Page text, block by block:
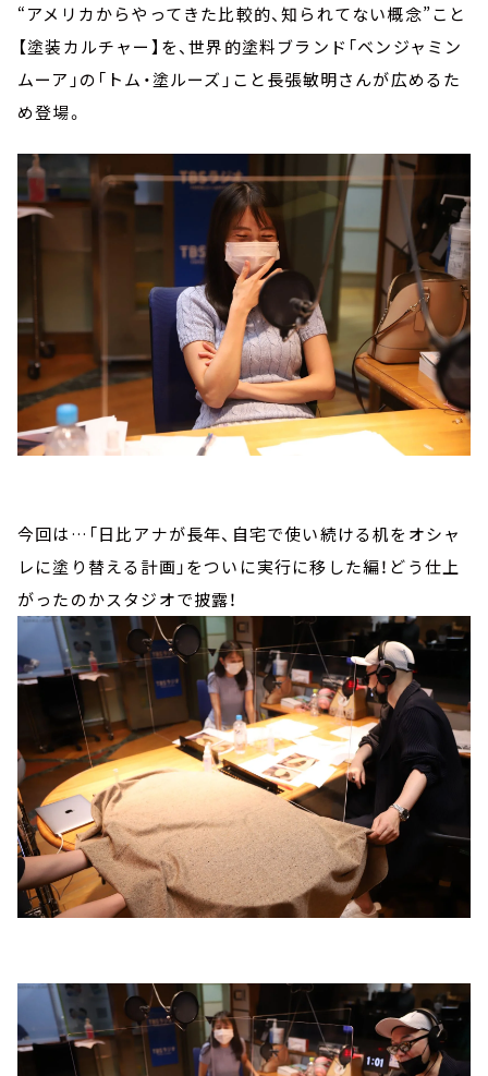
“アメリカからやってきた比較的、知られてない概念”こと
【塗装カルチャー】を、世界的塗料ブランド「ベンジャミン
ムーア」の「トム・塗ルーズ」こと長張敏明さんが広めるた
め登場。
今回は…「日比アナが長年、自宅で使い続ける机をオシャ
レに塗り替える計画」をついに実行に移した編！どう仕上
がったのかスタジオで披露！